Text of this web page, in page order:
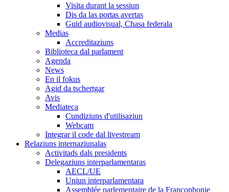
Visita durant la sessiun
Dis da las portas avertas
Guid audiovisual, Chasa federala
Medias
Accreditaziuns
Biblioteca dal parlament
Agenda
News
En il fokus
Agid da tschertgar
Avis
Mediateca
Cundiziuns d'utilisaziun
Webcam
Integrar il code dal livestream
Relaziuns internaziunalas
Activitads dals presidents
Delegaziuns interparlamentaras
AECL/UE
Uniun interparlamentara
Assemblée parlementaire de la Francophonie